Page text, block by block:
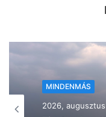
MINDENMÁS
2026, augusztus